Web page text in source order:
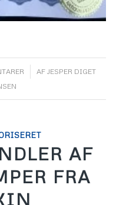
AFJESPER DIGET
AF
FRA